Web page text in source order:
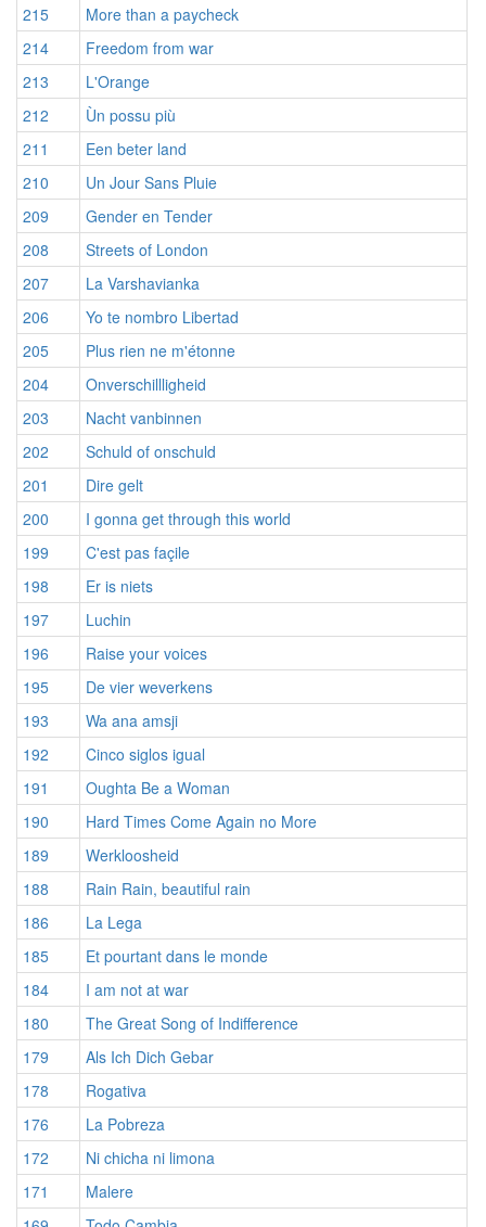
215
More than a paycheck
214
Freedom from war
213
L'Orange
212
Ùn possu più
211
Een beter land
210
Un Jour Sans Pluie
209
Gender en Tender
208
Streets of London
207
La Varshavianka
206
Yo te nombro Libertad
205
Plus rien ne m'étonne
204
Onverschillligheid
203
Nacht vanbinnen
202
Schuld of onschuld
201
Dire gelt
200
I gonna get through this world
199
C'est pas façile
198
Er is niets
197
Luchin
196
Raise your voices
195
De vier weverkens
193
Wa ana amsji
192
Cinco siglos igual
191
Oughta Be a Woman
190
Hard Times Come Again no More
189
Werkloosheid
188
Rain Rain, beautiful rain
186
La Lega
185
Et pourtant dans le monde
184
I am not at war
180
The Great Song of Indifference
179
Als Ich Dich Gebar
178
Rogativa
176
La Pobreza
172
Ni chicha ni limona
171
Malere